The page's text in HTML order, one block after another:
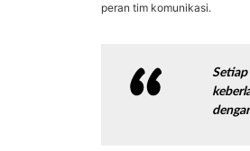
peran tim komunikasi.